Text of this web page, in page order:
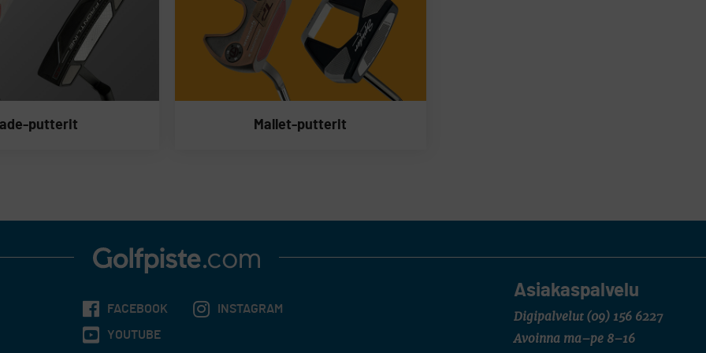
putterit Mallet-putterit
Asiakaspalvelu
Digipalvelut (09) 156 6227
Avoinna ma–pe 8–16
FACEBOOK INSTAGRAM
YOUTUBE